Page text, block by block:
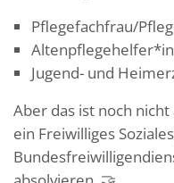
Pflegefachfrau/
Altenpflegehelfer*in
Jugend- und
Aber das ist noch
ein Freiwilliges Soziales